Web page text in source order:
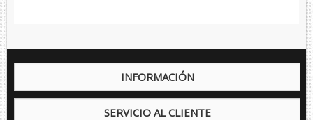
House Style
INFORMACIÓN
SERVICIO AL CLIENTE